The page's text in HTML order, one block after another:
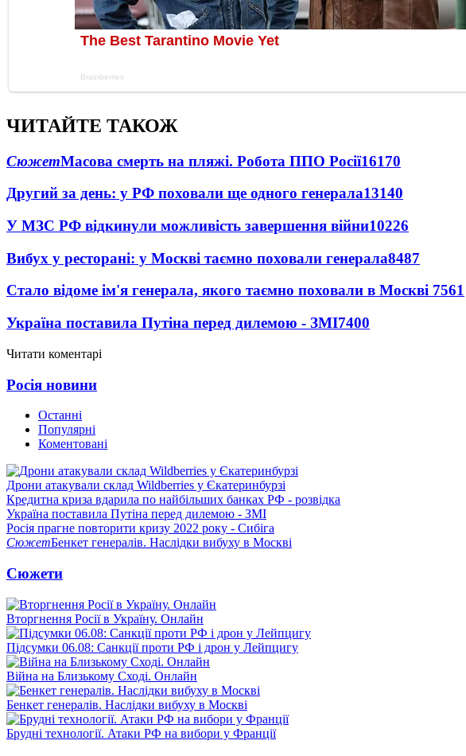
ЧИТАЙТЕ ТАКОЖ
СюжетМасова смерть на пляжі. Робота ППО Росії16170
Другий за день: у РФ поховали ще одного генерала13140
У МЗС РФ відкинули можливість завершення війни10226
Вибух у ресторані: у Москві таємно поховали генерала8487
Стало відоме ім'я генерала, якого таємно поховали в Москві 7561
Україна поставила Путіна перед дилемою - ЗМІ7400
Читати коментарі
Росія новини
Останні
Популярні
Коментовані
Дрони атакували склад Wildberries у Єкатеринбурзі
Кредитна криза вдарила по найбільших банках РФ - розвідка
Україна поставила Путіна перед дилемою - ЗМІ
Росія прагне повторити кризу 2022 року - Сибіга
СюжетБенкет генералів. Наслідки вибуху в Москві
Сюжети
Вторгнення Росії в Україну. Онлайн
Підсумки 06.08: Санкції проти РФ і дрон у Лейпцигу
Війна на Близькому Сході. Онлайн
Бенкет генералів. Наслідки вибуху в Москві
Брудні технології. Атаки РФ на вибори у Франції